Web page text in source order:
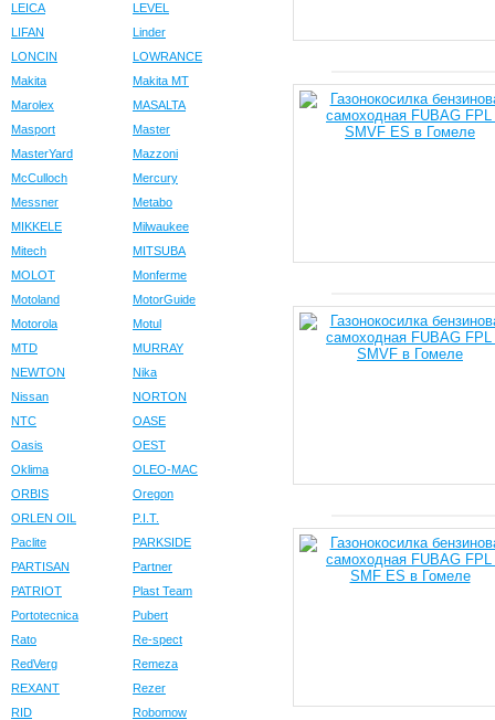
LEICA
LEVEL
LIFAN
Linder
LONCIN
LOWRANCE
Makita
Makita MT
Marolex
MASALTA
Masport
Master
MasterYard
Mazzoni
McCulloch
Mercury
Messner
Metabo
MIKKELE
Milwaukee
Mitech
MITSUBA
MOLOT
Monferme
Motoland
MotorGuide
Motorola
Motul
MTD
MURRAY
NEWTON
Nika
Nissan
NORTON
NTC
OASE
Oasis
OEST
Oklima
OLEO-MAC
ORBIS
Oregon
ORLEN OIL
P.I.T.
Paclite
PARKSIDE
PARTISAN
Partner
PATRIOT
Plast Team
Portotecnica
Pubert
Rato
Re-spect
RedVerg
Remeza
REXANT
Rezer
RID
Robomow